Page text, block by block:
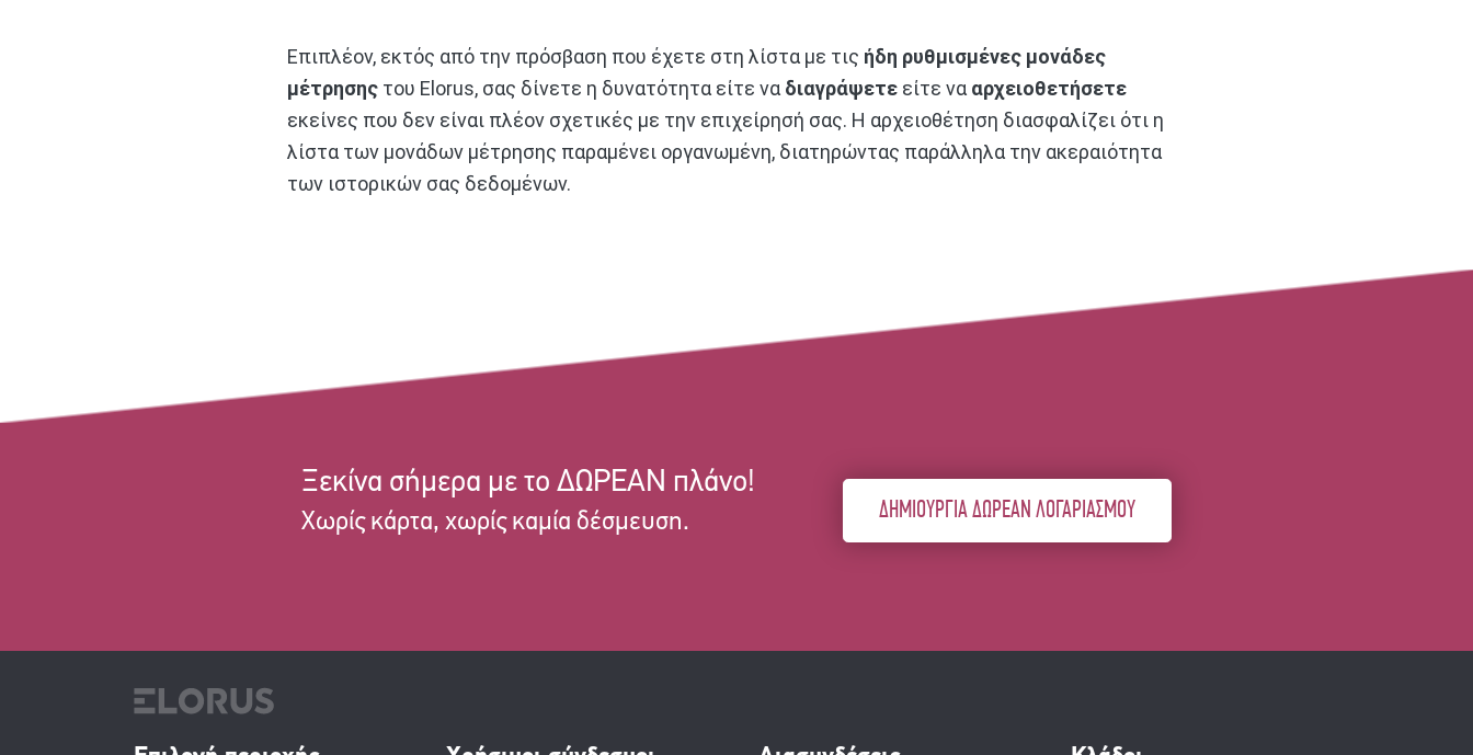
Επιπλέον, εκτός από την πρόσβαση που έχετε στη λίστα με τις ήδη ρυθμισμένες μονάδες
μέτρησης του Elorus, σας δίνετε η δυνατότητα είτε να διαγράψετε είτε να αρχειοθετήσετε
εκείνες που δεν είναι πλέον σχετικές με την επιχείρησή σας. Η αρχειοθέτηση διασφαλίζει ότι η
λίστα των μονάδων μέτρησης παραμένει οργανωμένη, διατηρώντας παράλληλα την ακεραιότητα
των ιστορικών σας δεδομένων.
Ξεκίνα σήμερα με το ΔΩΡΕΑΝ πλάνο!
Χωρίς κάρτα, χωρίς καμία δέσμευση. ΔΗΜΙΟΥΡΓΙΑ ΔΩΡΕΑΝ ΛΟΓΑΡΙΑΣΜΟΥ